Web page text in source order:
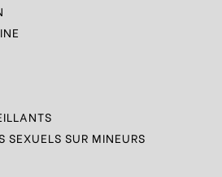
SEXUELS SUR MINEURS